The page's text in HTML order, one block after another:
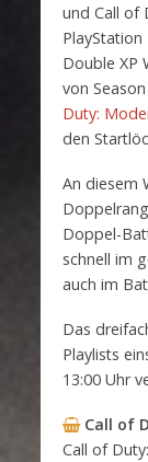
und Call of
Double XP
von
Duty:
den
An diesem
Doppel-
schnell im
auch im
Das
Playlists
13:00 Uhr
Call of
Call of